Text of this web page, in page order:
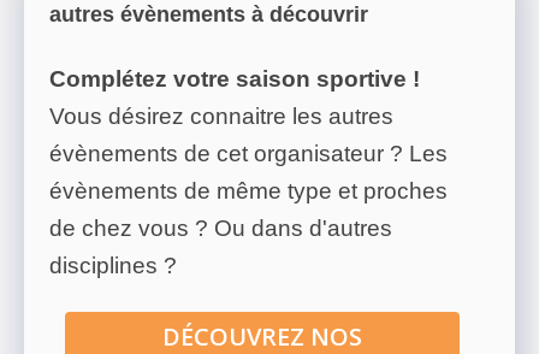
autres évènements à découvrir
Complétez votre saison sportive !
Vous désirez connaitre les autres
évènements de cet organisateur ? Les
évènements de même type et proches
de chez vous ? Ou dans d'autres
disciplines ?
DÉCOUVREZ NOS